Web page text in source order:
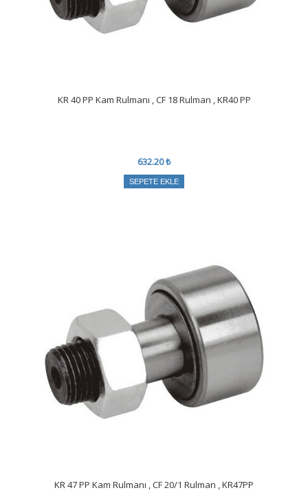
KR 40 PP Kam Rulmanı , CF 18 Rulman , KR40 PP
632.20 ₺
SEPETE EKLE
KR 47 PP Kam Rulmanı , CF 20/1 Rulman , KR47PP